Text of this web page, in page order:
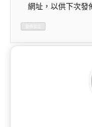
網址，以供下次發